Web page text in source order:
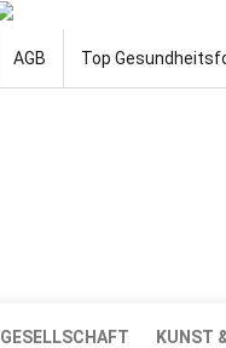
AGB Top
GESELLSCHAFT KUNST